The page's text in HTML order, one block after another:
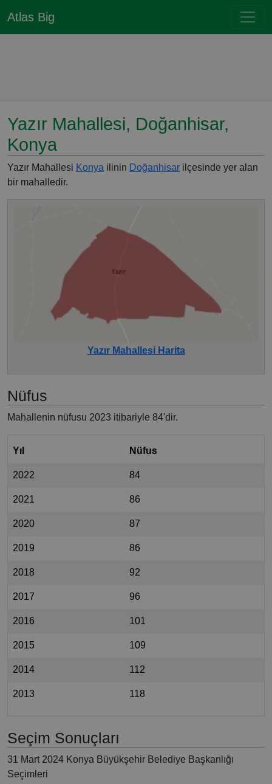
Atlas Big
Yazır Mahallesi, Doğanhisar,
Konya
Yazır Mahallesi Konya ilinin Doğanhisar ilçesinde yer alan
bir mahalledir.
Yazır Mahallesi Harita
Nüfus
Mahallenin nüfusu 2023 itibariyle 84'dir.
Yıl Nüfus
2022 84
2021 86
2020 87
2019 86
2018 92
2017 96
2016 101
2015 109
2014 112
2013 118
Seçim Sonuçları
31 Mart 2024 Konya Büyükşehir Belediye Başkanlığı
Seçimleri